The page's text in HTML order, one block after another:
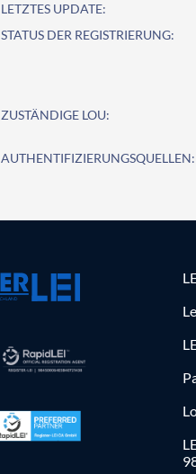
LETZTES UPDATE:
STATUS DER REGISTRIERUNG:
ZUSTÄNDIGE LOU:
AUTHENTIFIZIERUNGSQUELLEN: